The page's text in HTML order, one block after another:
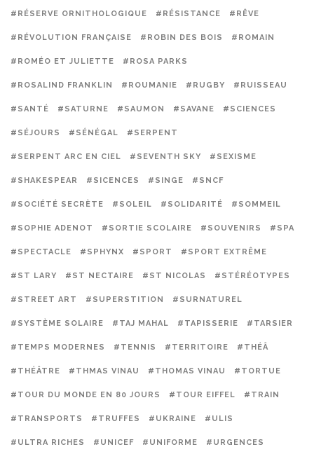
#RÉSERVE ORNITHOLOGIQUE #RÉSISTANCE #RÊVE
#RÉVOLUTION FRANÇAISE #ROBIN DES BOIS #ROMAIN
#ROMÉO ET JULIETTE #ROSA PARKS
#ROSALIND FRANKLIN #ROUMANIE #RUGBY #RUISSEAU
#SANTÉ #SATURNE #SAUMON #SAVANE #SCIENCES
#SÉJOURS #SÉNÉGAL #SERPENT
#SERPENT ARC EN CIEL #SEVENTH SKY #SEXISME
#SHAKESPEAR #SICENCES #SINGE #SNCF
#SOCIÉTÉ SECRÈTE #SOLEIL #SOLIDARITÉ #SOMMEIL
#SOPHIE ADENOT #SORTIE SCOLAIRE #SOUVENIRS #SPA
#SPECTACLE #SPHYNX #SPORT #SPORT EXTRÊME
#ST LARY #ST NECTAIRE #ST NICOLAS #STÉRÉOTYPES
#STREET ART #SUPERSTITION #SURNATUREL
#SYSTÈME SOLAIRE #TAJ MAHAL #TAPISSERIE #TARSIER
#TEMPS MODERNES #TENNIS #TERRITOIRE #THÉÂ
#THÉÂTRE #THMAS VINAU #THOMAS VINAU #TORTUE
#TOUR DU MONDE EN 80 JOURS #TOUR EIFFEL #TRAIN
#TRANSPORTS #TRUFFES #UKRAINE #ULIS
#ULTRA RICHES #UNICEF #UNIFORME #URGENCES